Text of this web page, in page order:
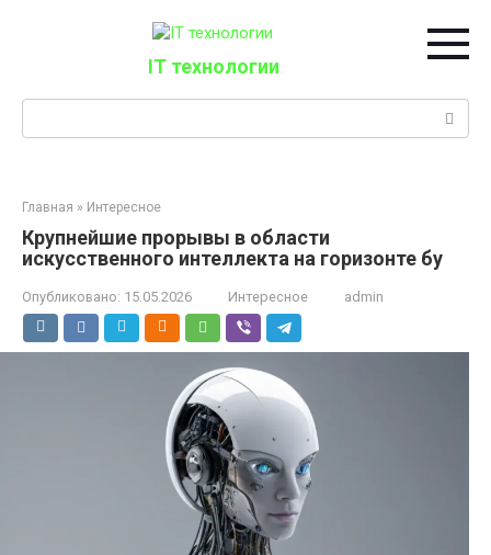
IT технологии
Главная » Интересное
Крупнейшие прорывы в области
искусственного интеллекта на горизонте бу
Опубликовано: 15.05.2026 Интересное admin